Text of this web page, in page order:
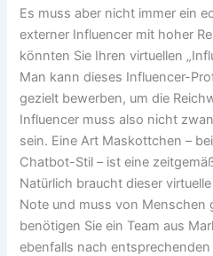
Es muss aber nicht immer ein
externer Influencer mit hoher
könnten Sie Ihren virtuellen
Man kann dieses Influencer-
gezielt bewerben, um die
Influencer muss also nicht
sein. Eine Art Maskottchen –
Chatbot-Stil – ist eine
Natürlich braucht dieser
Note und muss von Menschen
benötigen Sie ein Team aus
ebenfalls nach